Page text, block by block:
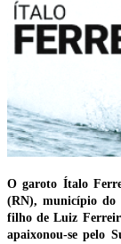
O garoto Ítalo
(RN), município do
filho de Luiz
apaixonou-se pelo